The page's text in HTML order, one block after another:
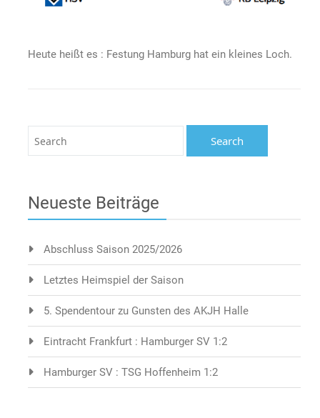
Heute heißt es : Festung Hamburg hat ein kleines Loch.
Neueste Beiträge
Abschluss Saison 2025/2026
Letztes Heimspiel der Saison
5. Spendentour zu Gunsten des AKJH Halle
Eintracht Frankfurt : Hamburger SV 1:2
Hamburger SV : TSG Hoffenheim 1:2